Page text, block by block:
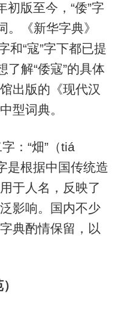
初版至今，“倭”字
。《新华字典》
和“寇”字下都已提
了解“倭寇”的具体
出版的《现代汉
型词典。
：“畑”（tiá
是根据中国传统造
于人名，反映了
影响。国内不少
典酌情保留，以